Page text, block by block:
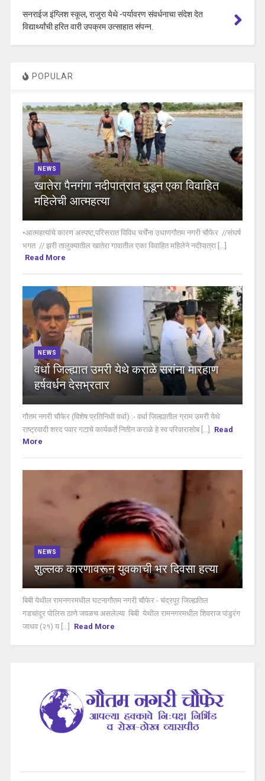
सनराईज इंग्लिश स्कूल, राजुरा येथे -पर्यावरण संवर्धनाचा संदेश देत
विद्यार्थ्यांची हरित वारी उपक्रम उत्साहात संपन्न.
POPULAR
NEWS
खातेरा पैनगंगा नदीपात्रात बुडून एका विवाहित
महिलेची आत्महत्या
•आत्महत्यांचे कारण अस्पष्ट,परिसरात विविध चर्चेंना उधाणगौतम नगरी चौफेर //संघर्ष
भगत // झरी तालुक्यातील खातेरा गावातील एका विवाहित महिलेने नदीपात्रा [...]
Read More
NEWS
वर्धा जिल्ह्यात उमरी येथे कराळे सरांना मारहाण
हर्षवर्धन देसभ्रतार
गौतम नगरी चौफेर (विशेष प्रतिनिधी वर्धा) :- वर्धा जिल्ह्यातील ग्राम उमरी येथे
राष्ट्रवादी शरद पवार गटाचे कार्यकर्ते नितीन कराळे हे स्व परिवारासोब [...]
Read
More
NEWS
शुल्लक कारणावरून युवकाची भर दिवसा हत्या
बिबी येथील रामनगरमधील घटनागौतम नगरी चौफेर - चंद्रपूर जिल्ह्यतिल
गडचांदूर पोलिस ठाणे जवळच असलेल्या बिबी येथील रामनगरमधील शिवराज पांडुरंग
जाधव (२१) य [...]
Read More